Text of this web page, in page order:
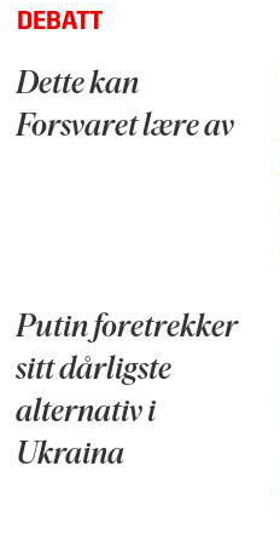
DEBATT
Dette kan
Forsvaret lære av
Putin foretrekker
sitt dårligste
alternativ i
Ukraina